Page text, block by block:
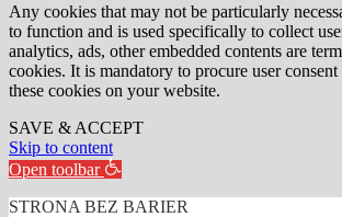
Any cookies that may not be particularly
to function and is used specifically to collect
analytics, ads, other embedded contents are
cookies. It is mandatory to procure user
these cookies on your website.
SAVE & ACCEPT
Skip to content
Open toolbar
STRONA BEZ BARIER